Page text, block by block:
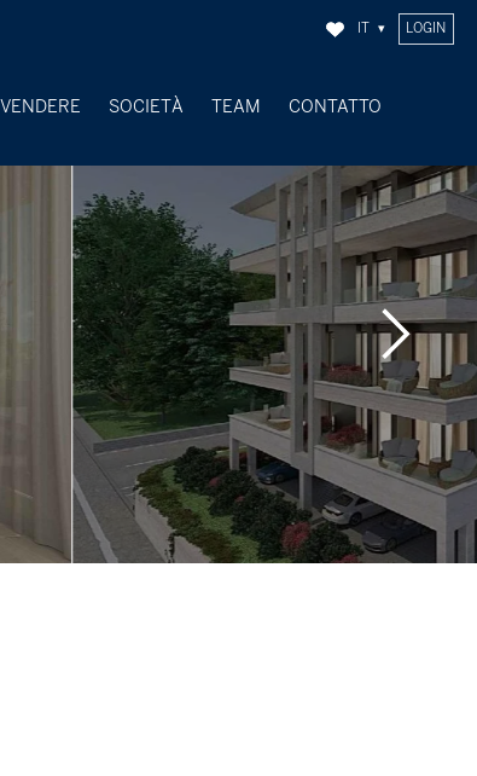
LOGIN
VENDERE
SOCIETÀ
TEAM CONTATTO